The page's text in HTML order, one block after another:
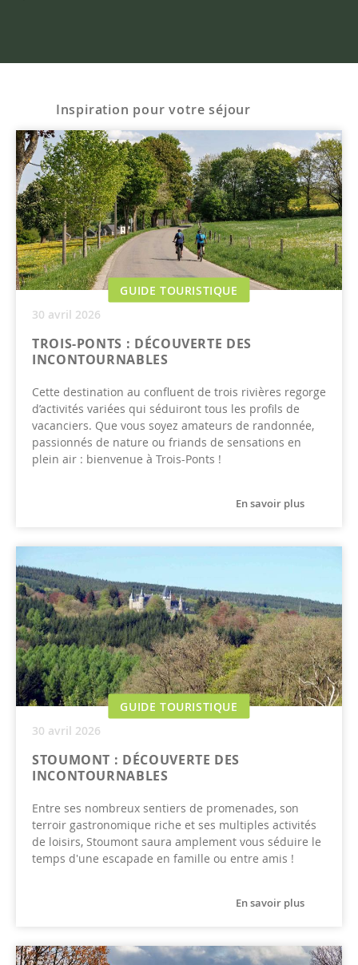
Inspiration pour votre séjour
GUIDE TOURISTIQUE
30 avril 2026
TROIS-PONTS : DÉCOUVERTE DES
INCONTOURNABLES
Cette destination au confluent de trois rivières regorge
d’activités variées qui séduiront tous les profils de
vacanciers. Que vous soyez amateurs de randonnée,
passionnés de nature ou friands de sensations en
plein air : bienvenue à Trois-Ponts !
En savoir plus
GUIDE TOURISTIQUE
30 avril 2026
STOUMONT : DÉCOUVERTE DES
INCONTOURNABLES
Entre ses nombreux sentiers de promenades, son
terroir gastronomique riche et ses multiples activités
de loisirs, Stoumont saura amplement vous séduire le
temps d'une escapade en famille ou entre amis !
En savoir plus